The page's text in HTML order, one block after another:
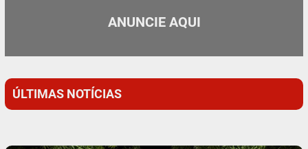
ANUNCIE AQUI
ÚLTIMAS NOTÍCIAS